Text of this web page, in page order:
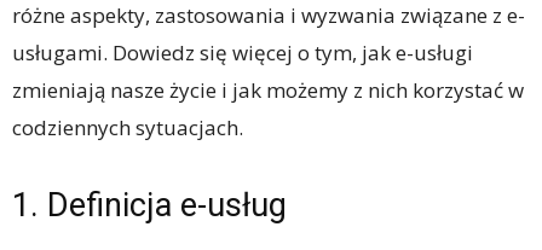
różne aspekty, zastosowania i wyzwania związane z e-
usługami. Dowiedz się więcej o tym, jak e-usługi
zmieniają nasze życie i jak możemy z nich korzystać w
codziennych sytuacjach.
1. Definicja e-usług